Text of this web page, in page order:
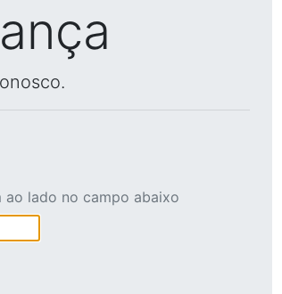
ao lado no campo abaixo